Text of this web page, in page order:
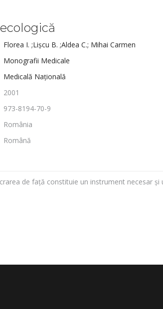
Florea I. ;Lișcu B. ;Aldea C.; Mihai Carmen
Monografii Medicale
Medicală Națională
2001
973-8194-70-9
România
Română
de față constituie un instrument necesar